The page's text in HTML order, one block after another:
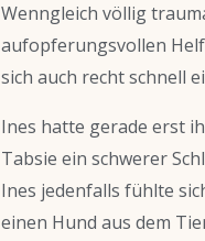
Wenngleich völlig
aufopferungsvollen
sich auch recht schnell
Ines hatte gerade erst
Tabsie ein schwerer
Ines jedenfalls fühlte
einen Hund aus dem